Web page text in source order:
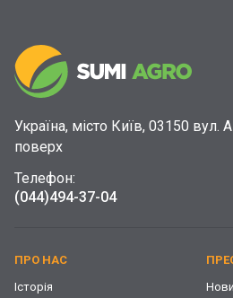
Україна, місто Київ, 03150 вул.
поверх
Телефон:
(044)494-37-04
ПРО НАС
Історія